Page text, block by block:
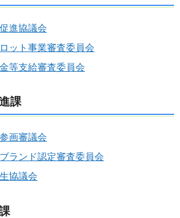
進協議会
ット事業審査委員会
等支給審査委員会
課
画審議会
ランド認定審査委員会
協議会